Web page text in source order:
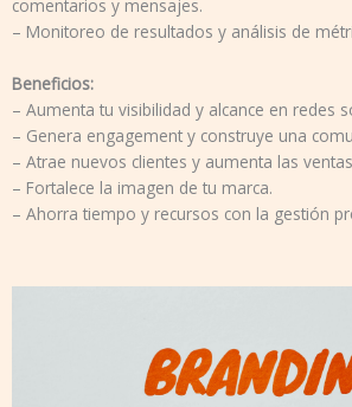
comentarios y mensajes.
– Monitoreo de resultados y análisis de
Beneficios:
– Aumenta tu visibilidad y alcance en redes
– Genera engagement y construye una
– Atrae nuevos clientes y aumenta las
– Fortalece la imagen de tu marca.
– Ahorra tiempo y recursos con la gestión